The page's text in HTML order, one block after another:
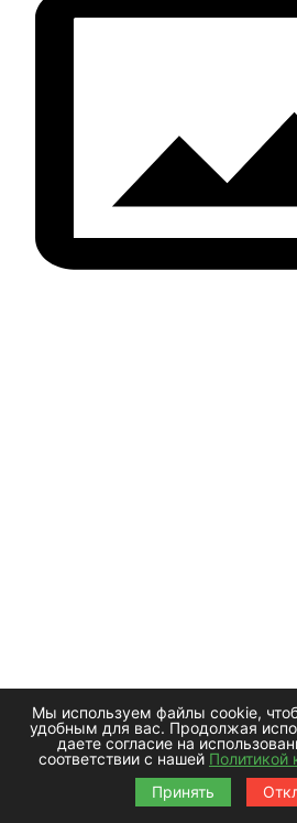
Мы используем файлы cookie,
удобным для вас. Продолжая
даете согласие на
соответствии с нашей Политикой
Принять